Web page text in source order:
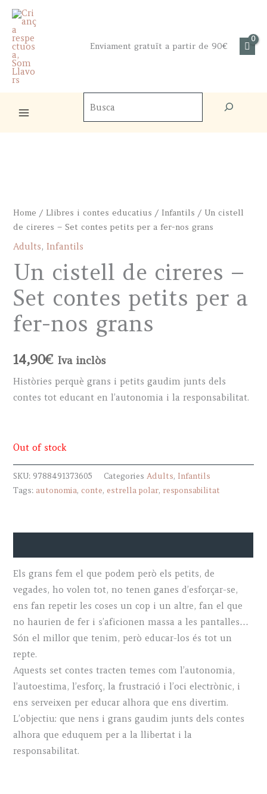
Skip
content
Enviament gratuït a partir de 90€
Home / Llibres i contes educatius / Infantils / Un cistell
de cireres – Set contes petits per a fer-nos grans
Adults,Infantils
Un cistell de cireres –
Set contes petits per a
fer-nos grans
14,90€ Iva inclòs
Històries perquè grans i petits gaudim junts dels
contes tot educant en l’autonomia i la responsabilitat.
Out of stock
SKU: 9788491373605 CategoriesAdults, Infantils
Tags: autonomia, conte, estrella polar, responsabilitat
Els grans fem el que podem però els petits, de
vegades, ho volen tot, no tenen ganes d’esforçar-se,
ens fan repetir les coses un cop i un altre, fan el que
no haurien de fer i s’aficionen massa a les pantalles…
Són el millor que tenim, però educar-los és tot un
repte.
Aquests set contes tracten temes com l’autonomia,
l’autoestima, l’esforç, la frustració i l’oci electrònic, i
ens serveixen per educar alhora que ens divertim.
L’objectiu: que nens i grans gaudim junts dels contes
alhora que eduquem per a la llibertat i la
responsabilitat.